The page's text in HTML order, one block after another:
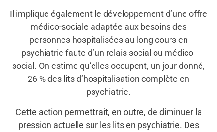
Il implique également le développement d’une offre
médico-sociale adaptée aux besoins des
personnes hospitalisées au long cours en
psychiatrie faute d’un relais social ou médico-
social. On estime qu’elles occupent, un jour donné,
26 % des lits d’hospitalisation complète en
psychiatrie.
Cette action permettrait, en outre, de diminuer la
pression actuelle sur les lits en psychiatrie. Des